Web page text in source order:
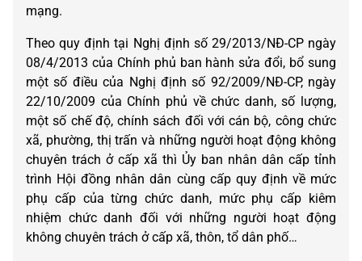
mạng.
Theo quy định tại Nghị định số 29/2013/NĐ-CP ngày
08/4/2013 của Chính phủ ban hành sửa đổi, bổ sung
một số điều của Nghị định số 92/2009/NĐ-CP, ngày
22/10/2009 của Chính phủ về chức danh, số lượng,
một số chế độ, chính sách đối với cán bộ, công chức
xã, phường, thị trấn và những người hoạt động không
chuyên trách ở cấp xã thì Ủy ban nhân dân cấp tỉnh
trình Hội đồng nhân dân cùng cấp quy định về mức
phụ cấp của từng chức danh, mức phụ cấp kiêm
nhiệm chức danh đối với những người hoạt động
không chuyên trách ở cấp xã, thôn, tổ dân phố…